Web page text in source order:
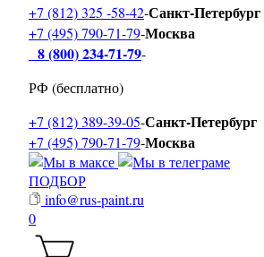
+7 (812) 325 -58-42-Санкт-Петербург
+7 (495) 790-71-79-Москва
8 (800) 234-71-79-
РФ (бесплатно)
+7 (812) 389-39-05-Санкт-Петербург
+7 (495) 790-71-79-Москва
ПОДБОР
info@rus-paint.ru
0